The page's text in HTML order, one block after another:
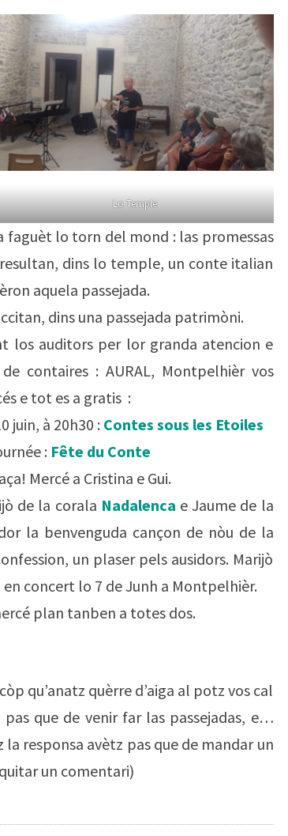
Lo Temple
faguèt lo torn del mond : las promessas
dins lo temple, un conte italian
aquela passejada.
dins una passejada patrimòni.
los auditors per lor granda atencion e
contaires : AURAL, Montpelhièr vos
e tot es a gratis :
juin, à 20h30 : Contes sous les Etoiles
: Fête du Conte
Mercé a Cristina e Gui.
de la corala Nadalenca e Jaume de la
la benvenguda cançon de nòu de la
un plaser pels ausidors. Marijò
concert lo 7 de Junh a Montpelhièr.
plan tanben a totes dos.
qu’anatz quèrre d’aiga al potz vos cal
que de venir far las passejadas, e…
la responsa avètz pas que de mandar un
un comentari)